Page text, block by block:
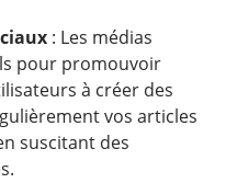
: Les médias
pour promouvoir
à créer des
vos articles
suscitant des